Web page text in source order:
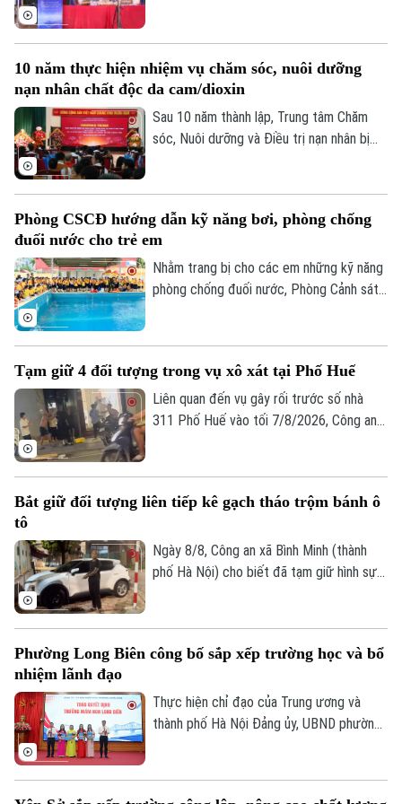
Theo dõi Hà Nội On
Tư vấn sức khỏe
Quần vợt
Golf
Tin tức
Điện ảnh
Thời trang
Đã phát sóng
đổi số đến gần hơn với hoạt động sản
xuất, kinh doanh của người dân.
10 năm thực hiện nhiệm vụ chăm sóc, nuôi dưỡng
nạn nhân chất độc da cam/dioxin
Sau 10 năm thành lập, Trung tâm Chăm
sóc, Nuôi dưỡng và Điều trị nạn nhân bị
nhân và gia đình nạn nhân nhiễm chất độc
da cam/dioxin trên địa bàn Thành phố.
Phòng CSCĐ hướng dẫn kỹ năng bơi, phòng chống
đuối nước cho trẻ em
Nhằm trang bị cho các em những kỹ năng
phòng chống đuối nước, Phòng Cảnh sát
vệ sự an toàn của trẻ nhỏ mà còn là minh
chứng sinh động cho phong trào thi đua
"Ba nhất", đặc biệt là tinh thần "gần dân
Tạm giữ 4 đối tượng trong vụ xô xát tại Phố Huế
Liên quan đến vụ gây rối trước số nhà
311 Phố Huế vào tối 7/8/2026, Công an
Bắt giữ đối tượng liên tiếp kê gạch tháo trộm bánh ô
tô
Ngày 8/8, Công an xã Bình Minh (thành
phố Hà Nội) cho biết đã tạm giữ hình sự
thực hiện liên tiếp các vụ tháo bánh ô tô
Phường Long Biên công bố sắp xếp trường học và bổ
nhiệm lãnh đạo
Thực hiện chỉ đạo của Trung ương và
thành phố Hà Nội Đảng ủy, UBND phường